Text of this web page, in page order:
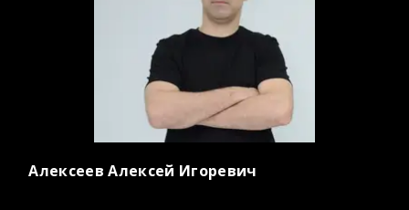
Алексеев Алексей Игоревич